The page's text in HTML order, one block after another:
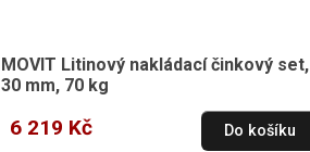
MOVIT Litinový nakládací činkový set,
30 mm, 70 kg
6 219 Kč Do košíku